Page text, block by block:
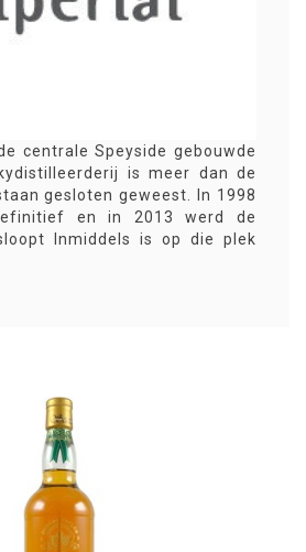
centrale Speyside gebouwde
is meer dan de
gesloten geweest. In 1998
en in 2013 werd de
Inmiddels is op die plek
Dalmunach, gebouwd.
nauwelijks eigen bottelingen
toe geen verzamelaarswaarde